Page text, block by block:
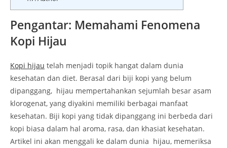
Pengantar: Memahami Fenomena
Kopi Hijau
Kopi hijau telah menjadi topik hangat dalam dunia
kesehatan dan diet. Berasal dari biji kopi yang belum
dipanggang, hijau mempertahankan sejumlah besar asam
klorogenat, yang diyakini memiliki berbagai manfaat
kesehatan. Biji kopi yang tidak dipanggang ini berbeda dari
kopi biasa dalam hal aroma, rasa, dan khasiat kesehatan.
Artikel ini akan menggali ke dalam dunia hijau, memeriksa